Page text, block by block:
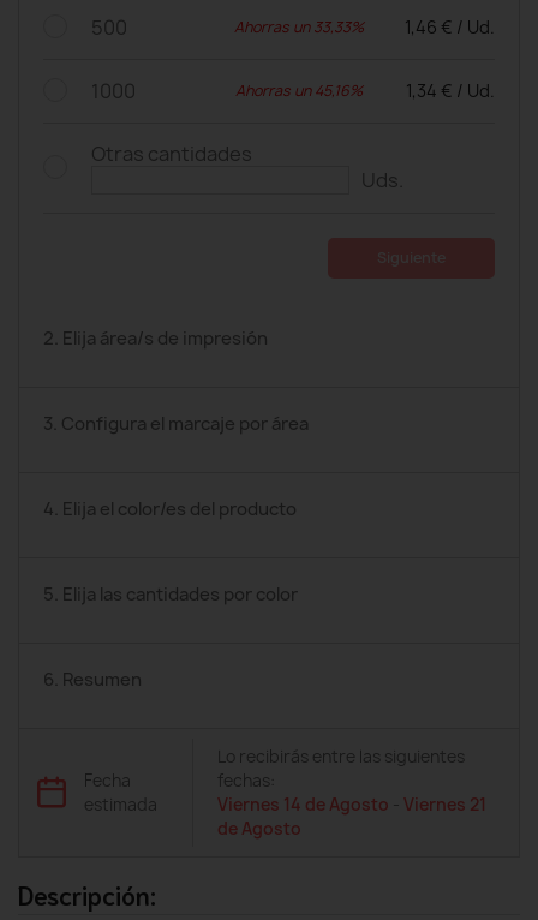
500 Ahorras un 33,33% 1,46 € / Ud.
1000 Ahorras un 45,16% 1,34 € / Ud.
Otras cantidades
Uds.
2. Elija área/s de impresión
3. Configura el marcaje por área
4. Elija el color/es del producto
5. Elija las cantidades por color
6. Resumen
Fecha
estimada
Lo recibirás entre las siguientes
fechas:
Viernes 14 de Agosto -Viernes 21
de Agosto
Descripción: